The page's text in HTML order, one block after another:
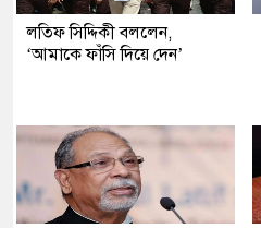
লতিফ সিদ্দিকী বললেন,
‘আমাকে ফাঁসি দিয়ে দেন’